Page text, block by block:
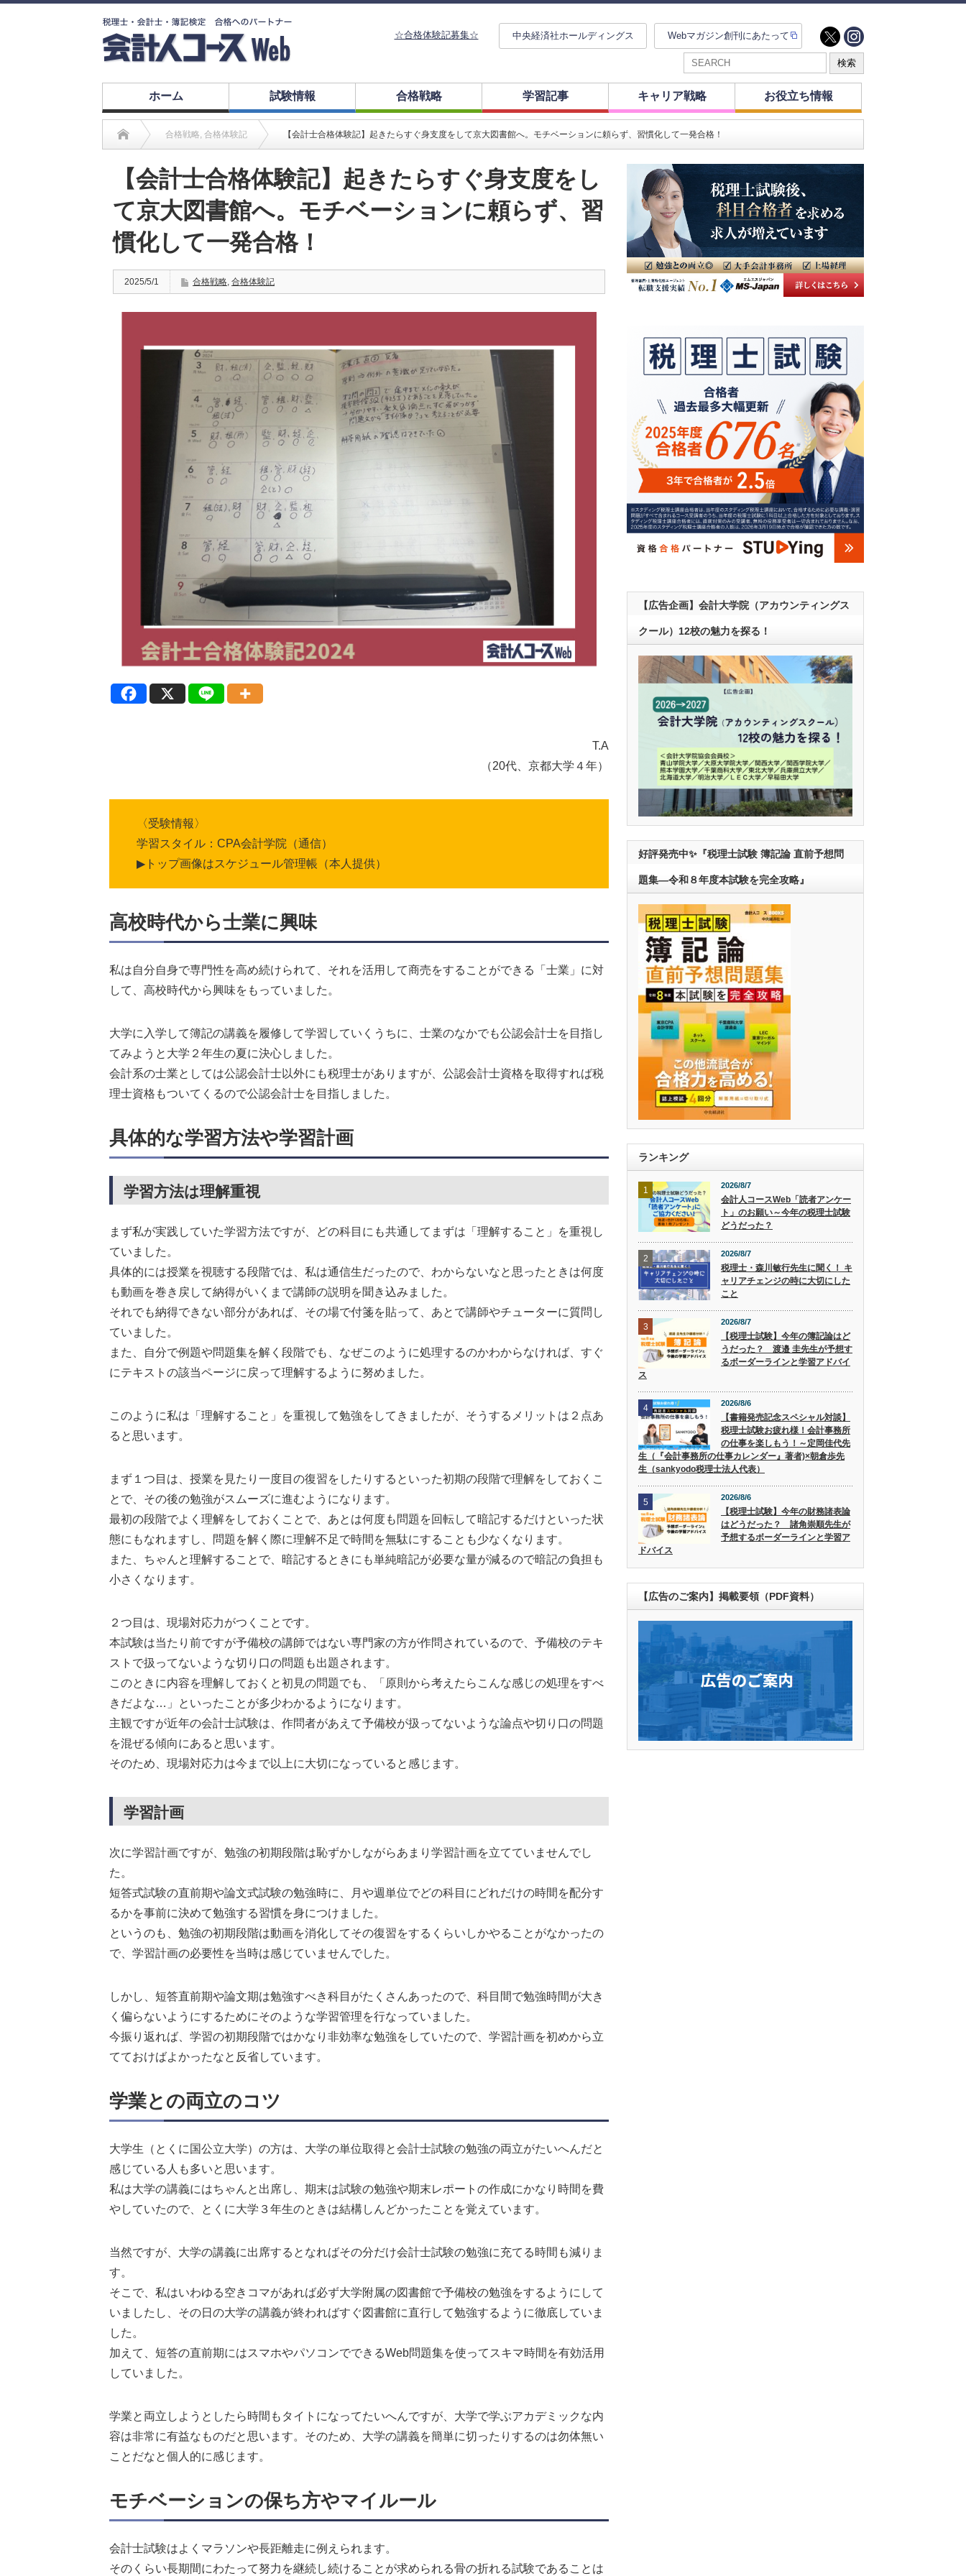
☆合格体験記募集☆ 中央経済社ホールディングス Webマガジン創刊にあたって
ホーム 試験情報 合格戦略 学習記事 キャリア戦略 お役立ち情報
合格戦略, 合格体験記 【会計士合格体験記】起きたらすぐ身支度をして京大図書館へ。モチベーションに頼らず、習慣化して一発合格！
【会計士合格体験記】起きたらすぐ身支度をし
て京大図書館へ。モチベーションに頼らず、習
慣化して一発合格！
2025/5/1 合格戦略, 合格体験記
T.A
（20代、京都大学４年）
〈受験情報〉
学習スタイル：CPA会計学院（通信）
▶トップ画像はスケジュール管理帳（本人提供）
高校時代から士業に興味
私は自分自身で専門性を高め続けられて、それを活用して商売をすることができる「士業」に対
して、高校時代から興味をもっていました。
大学に入学して簿記の講義を履修して学習していくうちに、士業のなかでも公認会計士を目指し
てみようと大学２年生の夏に決心しました。
会計系の士業としては公認会計士以外にも税理士がありますが、公認会計士資格を取得すれば税
理士資格もついてくるので公認会計士を目指しました。
具体的な学習方法や学習計画
学習方法は理解重視
まず私が実践していた学習方法ですが、どの科目にも共通してまずは「理解すること」を重視し
ていました。
具体的には授業を視聴する段階では、私は通信生だったので、わからないなと思ったときは何度
も動画を巻き戻して納得がいくまで講師の説明を聞き込みました。
それでも納得できない部分があれば、その場で付箋を貼って、あとで講師やチューターに質問し
ていました。
また、自分で例題や問題集を解く段階でも、なぜこのように処理するのかわからなければ、すぐ
にテキストの該当ページに戻って理解するように努めました。
このように私は「理解すること」を重視して勉強をしてきましたが、そうするメリットは２点あ
ると思います。
まず１つ目は、授業を見たり一度目の復習をしたりするといった初期の段階で理解をしておくこ
とで、その後の勉強がスムーズに進むようになります。
最初の段階でよく理解をしておくことで、あとは何度も問題を回転して暗記するだけといった状
態にもなれますし、問題を解く際に理解不足で時間を無駄にすることも少なくなります。
また、ちゃんと理解することで、暗記するときにも単純暗記が必要な量が減るので暗記の負担も
小さくなります。
２つ目は、現場対応力がつくことです。
本試験は当たり前ですが予備校の講師ではない専門家の方が作問されているので、予備校のテキ
ストで扱ってないような切り口の問題も出題されます。
このときに内容を理解しておくと初見の問題でも、「原則から考えたらこんな感じの処理をすべ
きだよな…」といったことが多少わかるようになります。
主観ですが近年の会計士試験は、作問者があえて予備校が扱ってないような論点や切り口の問題
を混ぜる傾向にあると思います。
そのため、現場対応力は今まで以上に大切になっていると感じます。
学習計画
次に学習計画ですが、勉強の初期段階は恥ずかしながらあまり学習計画を立てていませんでし
た。
短答式試験の直前期や論文式試験の勉強時に、月や週単位でどの科目にどれだけの時間を配分す
るかを事前に決めて勉強する習慣を身につけました。
というのも、勉強の初期段階は動画を消化してその復習をするくらいしかやることがなかったの
で、学習計画の必要性を当時は感じていませんでした。
しかし、短答直前期や論文期は勉強すべき科目がたくさんあったので、科目間で勉強時間が大き
く偏らないようにするためにそのような学習管理を行なっていました。
今振り返れば、学習の初期段階ではかなり非効率な勉強をしていたので、学習計画を初めから立
てておけばよかったなと反省しています。
学業との両立のコツ
大学生（とくに国公立大学）の方は、大学の単位取得と会計士試験の勉強の両立がたいへんだと
感じている人も多いと思います。
私は大学の講義にはちゃんと出席し、期末は試験の勉強や期末レポートの作成にかなり時間を費
やしていたので、とくに大学３年生のときは結構しんどかったことを覚えています。
当然ですが、大学の講義に出席するとなればその分だけ会計士試験の勉強に充てる時間も減りま
す。
そこで、私はいわゆる空きコマがあれば必ず大学附属の図書館で予備校の勉強をするようにして
いましたし、その日の大学の講義が終わればすぐ図書館に直行して勉強するように徹底していま
した。
加えて、短答の直前期にはスマホやパソコンでできるWeb問題集を使ってスキマ時間を有効活用
していました。
学業と両立しようとしたら時間もタイトになってたいへんですが、大学で学ぶアカデミックな内
容は非常に有益なものだと思います。そのため、大学の講義を簡単に切ったりするのは勿体無い
ことだなと個人的に感じます。
モチベーションの保ち方やマイルール
会計士試験はよくマラソンや長距離走に例えられます。
そのくらい長期間にわたって努力を継続し続けることが求められる骨の折れる試験であることは
【広告企画】会計大学院（アカウンティングス
クール）12校の魅力を探る！
好評発売中✨『税理士試験 簿記論 直前予想問
題集―令和８年度本試験を完全攻略』
ランキング
1 2026/8/7
会計人コースWeb「読者アンケー
ト」のお願い～今年の税理士試験
どうだった？
2 2026/8/7
税理士・森川敏行先生に聞く！ キ
ャリアチェンジの時に大切にした
こと
3 2026/8/7
【税理士試験】今年の簿記論はど
うだった？ 渡邉 圭先生が予想す
るボーダーラインと学習アドバイ
ス
4 2026/8/6
【書籍発売記念スペシャル対談】
税理士試験お疲れ様！会計事務所
の仕事を楽しもう！～定岡佳代先
生（『会計事務所の仕事カレンダー』著者)×朝倉歩先
生（sankyodo税理士法人代表）
5 2026/8/6
【税理士試験】今年の財務諸表論
はどうだった？ 諸角崇順先生が
予想するボーダーラインと学習ア
ドバイス
【広告のご案内】掲載要領（PDF資料）